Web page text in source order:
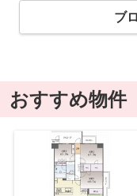
ブ
おすすめ物件